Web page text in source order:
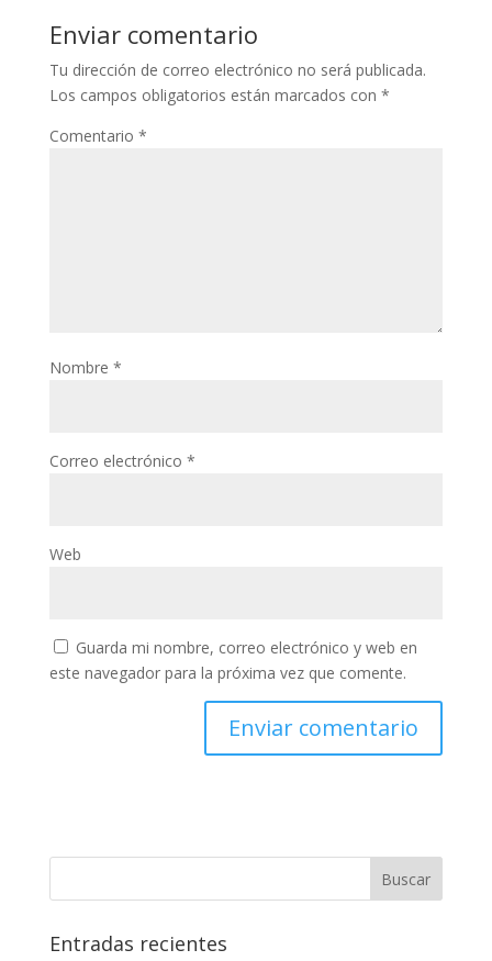
Enviar comentario
Tu dirección de correo electrónico no será publicada.
Los campos obligatorios están marcados con *
Comentario *
Nombre *
Correo electrónico *
Web
Guarda mi nombre, correo electrónico y web en
este navegador para la próxima vez que comente.
Entradas recientes